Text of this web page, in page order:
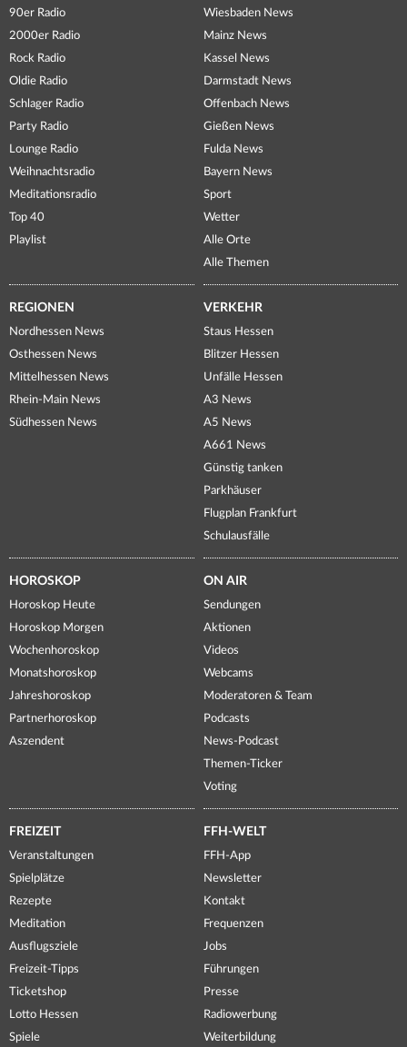
90er Radio
2000er Radio
Rock Radio
Oldie Radio
Schlager Radio
Party Radio
Lounge Radio
Weihnachtsradio
Meditationsradio
Top 40
Playlist
Wiesbaden News
Mainz News
Kassel News
Darmstadt News
Offenbach News
Gießen News
Fulda News
Bayern News
Sport
Wetter
Alle Orte
Alle Themen
REGIONEN
Nordhessen News
Osthessen News
Mittelhessen News
Rhein-Main News
Südhessen News
VERKEHR
Staus Hessen
Blitzer Hessen
Unfälle Hessen
A3 News
A5 News
A661 News
Günstig tanken
Parkhäuser
Flugplan Frankfurt
Schulausfälle
HOROSKOP
Horoskop Heute
Horoskop Morgen
Wochenhoroskop
Monatshoroskop
Jahreshoroskop
Partnerhoroskop
Aszendent
ON AIR
Sendungen
Aktionen
Videos
Webcams
Moderatoren & Team
Podcasts
News-Podcast
Themen-Ticker
Voting
FREIZEIT
Veranstaltungen
Spielplätze
Rezepte
Meditation
Ausflugsziele
Freizeit-Tipps
Ticketshop
Lotto Hessen
Spiele
FFH-WELT
FFH-App
Newsletter
Kontakt
Frequenzen
Jobs
Führungen
Presse
Radiowerbung
Weiterbildung